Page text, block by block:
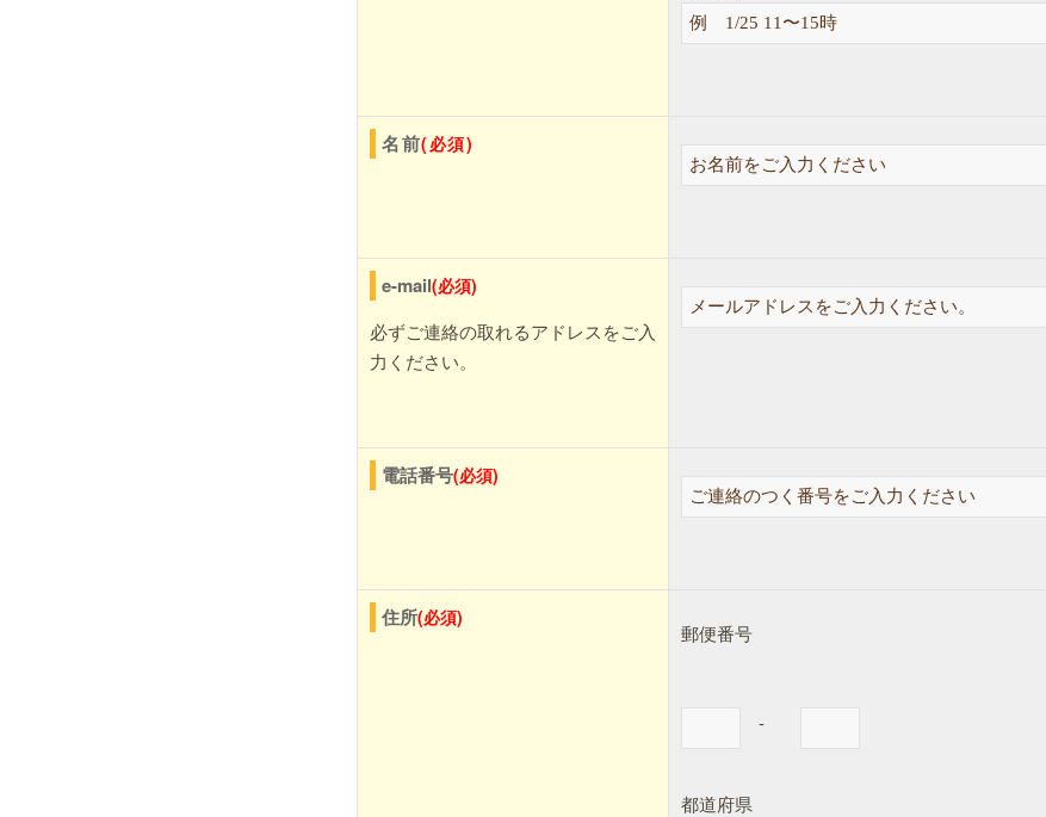
名前(必須)
e-mail(必須)
必ずご連絡の取れるアドレスをご入
力ください。
電話番号(必須)
住所(必須)
郵便番号
-
都道府県